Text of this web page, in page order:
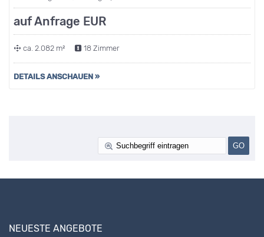
auf Anfrage EUR
ca. 2.082 m² 18 Zimmer
DETAILS ANSCHAUEN »
NEUESTE ANGEBOTE